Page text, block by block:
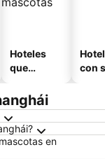
Hoteles
que
mascotas
con
en